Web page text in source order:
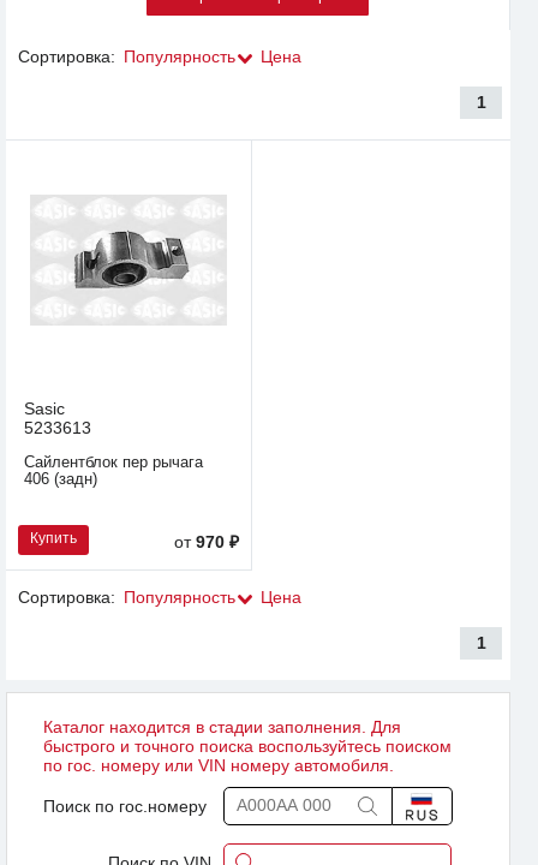
Сортировка: Популярность Цена
1
Sasic
5233613
Сайлентблок пер рычага
406 (задн)
Купить от970 ₽
Сортировка: Популярность Цена
1
Каталог находится в стадии заполнения. Для
быстрого и точного поиска воспользуйтесь поиском
по гос. номеру или VIN номеру автомобиля.
Поиск по гос.номеру